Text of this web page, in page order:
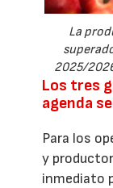
La
2025/
Los tres
agenda
Para los
y
inmediato